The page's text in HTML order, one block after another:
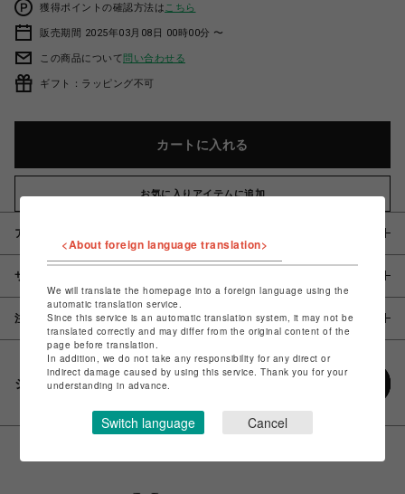
獲得ポイントの確認方法は こちら
販売期間 2025年03月08日 00時00分 〜
この商品について問い合わせる
ギフト：ラッピング不可
カートに入れる
お気に入りアイテムに追加
アイテム説明 / 素材
サイズ
注意事項
シェアする
<About foreign language translation>
We will translate the homepage into a foreign language using the
automatic translation service.
Since this service is an automatic translation system, it may not be
translated correctly and may differ from the original content of the
page before translation.
In addition, we do not take any responsibility for any direct or
indirect damage caused by using this service. Thank you for your
understanding in advance.
Switch language Cancel